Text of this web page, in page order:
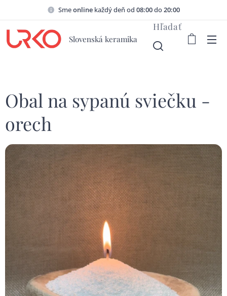
Smeonline každý deň od 08:00do20:00
Slovenská keramika
Hľadať
Obal na sypanú sviečku -
orech